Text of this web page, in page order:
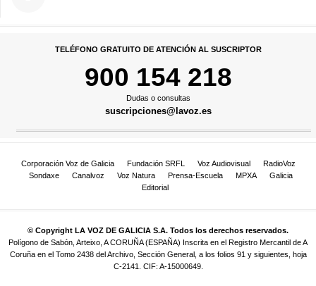
TELÉFONO GRATUITO DE ATENCIÓN AL SUSCRIPTOR
900 154 218
Dudas o consultas
suscripciones@lavoz.es
Corporación Voz de Galicia Fundación SRFL Voz Audiovisual
RadioVoz
Sondaxe
Canalvoz Voz Natura Prensa-Escuela MPXA
Galicia
Editorial
© Copyright LA VOZ DE GALICIA S.A. Todos los derechos reservados.
Polígono de Sabón, Arteixo, A CORUÑA (ESPAÑA) Inscrita en el Registro Mercantil de A
Coruña en el Tomo 2438 del Archivo, Sección General, a los folios 91 y siguientes, hoja
C-2141. CIF: A-15000649.